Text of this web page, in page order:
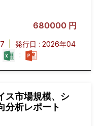
680000 円
発行日 : 2026年04
:
ス市場規模、シ
分析レポート